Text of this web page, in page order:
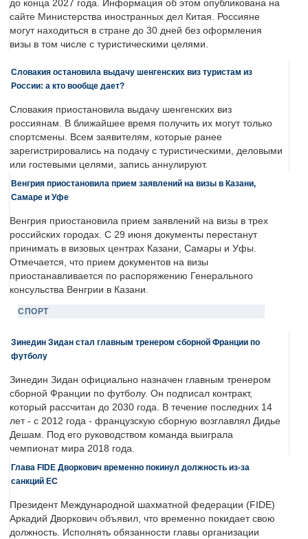
до конца 2027 года. Информация об этом опубликована на
сайте Министерства иностранных дел Китая. Россияне
могут находиться в стране до 30 дней без оформления
визы в том числе с туристическими целями.
Словакия остановила выдачу шенгенских виз туристам из
России: а кто вообще дает?
Словакия приостановила выдачу шенгенских виз
россиянам. В ближайшее время получить их могут только
спортсмены. Всем заявителям, которые ранее
зарегистрировались на подачу с туристическими, деловыми
или гостевыми целями, запись аннулируют.
Венгрия приостановила прием заявлений на визы в Казани,
Самаре и Уфе
Венгрия приостановила прием заявлений на визы в трех
российских городах. С 29 июня документы перестанут
принимать в визовых центрах Казани, Самары и Уфы.
Отмечается, что прием документов на визы
приостанавливается по распоряжению Генерального
консульства Венгрии в Казани.
СПОРТ
Зинедин Зидан стал главным тренером сборной Франции по
футболу
Зинедин Зидан официально назначен главным тренером
сборной Франции по футболу. Он подписал контракт,
который рассчитан до 2030 года. В течение последних 14
лет - с 2012 года - французскую сборную возглавлял Дидье
Дешам. Под его руководством команда выиграла
чемпионат мира 2018 года.
Глава FIDE Дворкович временно покинул должность из-за
санкций ЕС
Президент Международной шахматной федерации (FIDE)
Аркадий Дворкович объявил, что временно покидает свою
должность. Исполнять обязанности главы организации